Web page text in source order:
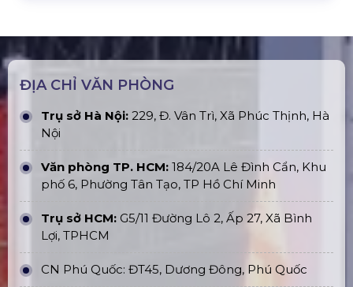
ĐỊA CHỈ VĂN PHÒNG
Trụ sở Hà Nội: 229, Đ. Vân Trì, Xã Phúc Thịnh, Hà
Nội
Văn phòng TP. HCM: 184/20A Lê Đình Cẩn, Khu
phố 6, Phường Tân Tạo, TP Hồ Chí Minh
Trụ sở HCM: G5/11 Đường Lô 2, Ấp 27, Xã Bình
Lợi, TPHCM
CN Phú Quốc: ĐT45, Dương Đông, Phú Quốc